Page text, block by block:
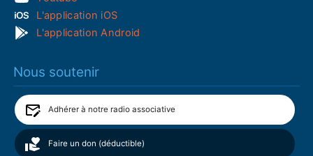
L'application iOS
L'application Android
Nous soutenir
Adhérer à notre radio associative
Faire un don (déductible)